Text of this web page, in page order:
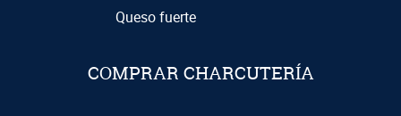
Queso fuerte
COMPRAR CHARCUTERÍA